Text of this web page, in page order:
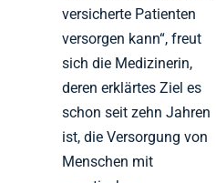
versicherte Patienten
versorgen kann“, freut
sich die Medizinerin,
deren erklärtes Ziel es
schon seit zehn Jahren
ist, die Versorgung von
Menschen mit